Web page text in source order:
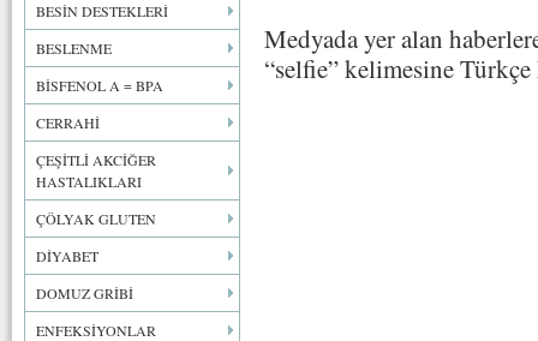
BESİN DESTEKLERİ
BESLENME
BİSFENOL A = BPA
CERRAHİ
ÇEŞİTLİ AKCİĞER
HASTALIKLARI
ÇÖLYAK GLUTEN
DİYABET
DOMUZ GRİBİ
ENFEKSİYONLAR
Medyada yer alan
“selfie” kelimesine Türkçe